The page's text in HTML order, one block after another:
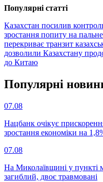
Популярнi статтi
Казахстан посилив
зростання попиту на пальне
перекриває транзит
дозволили Казахстану
до Китаю
Популярнi
07.08
Нацбанк очікує
зростання економіки на
07.08
На Миколаївщині у пункті
загиблий, двоє травмовані